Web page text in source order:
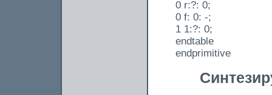
0 r:?: 0;
0 f: 0: -;
1 1:?: 0;
endtable
endprimitive